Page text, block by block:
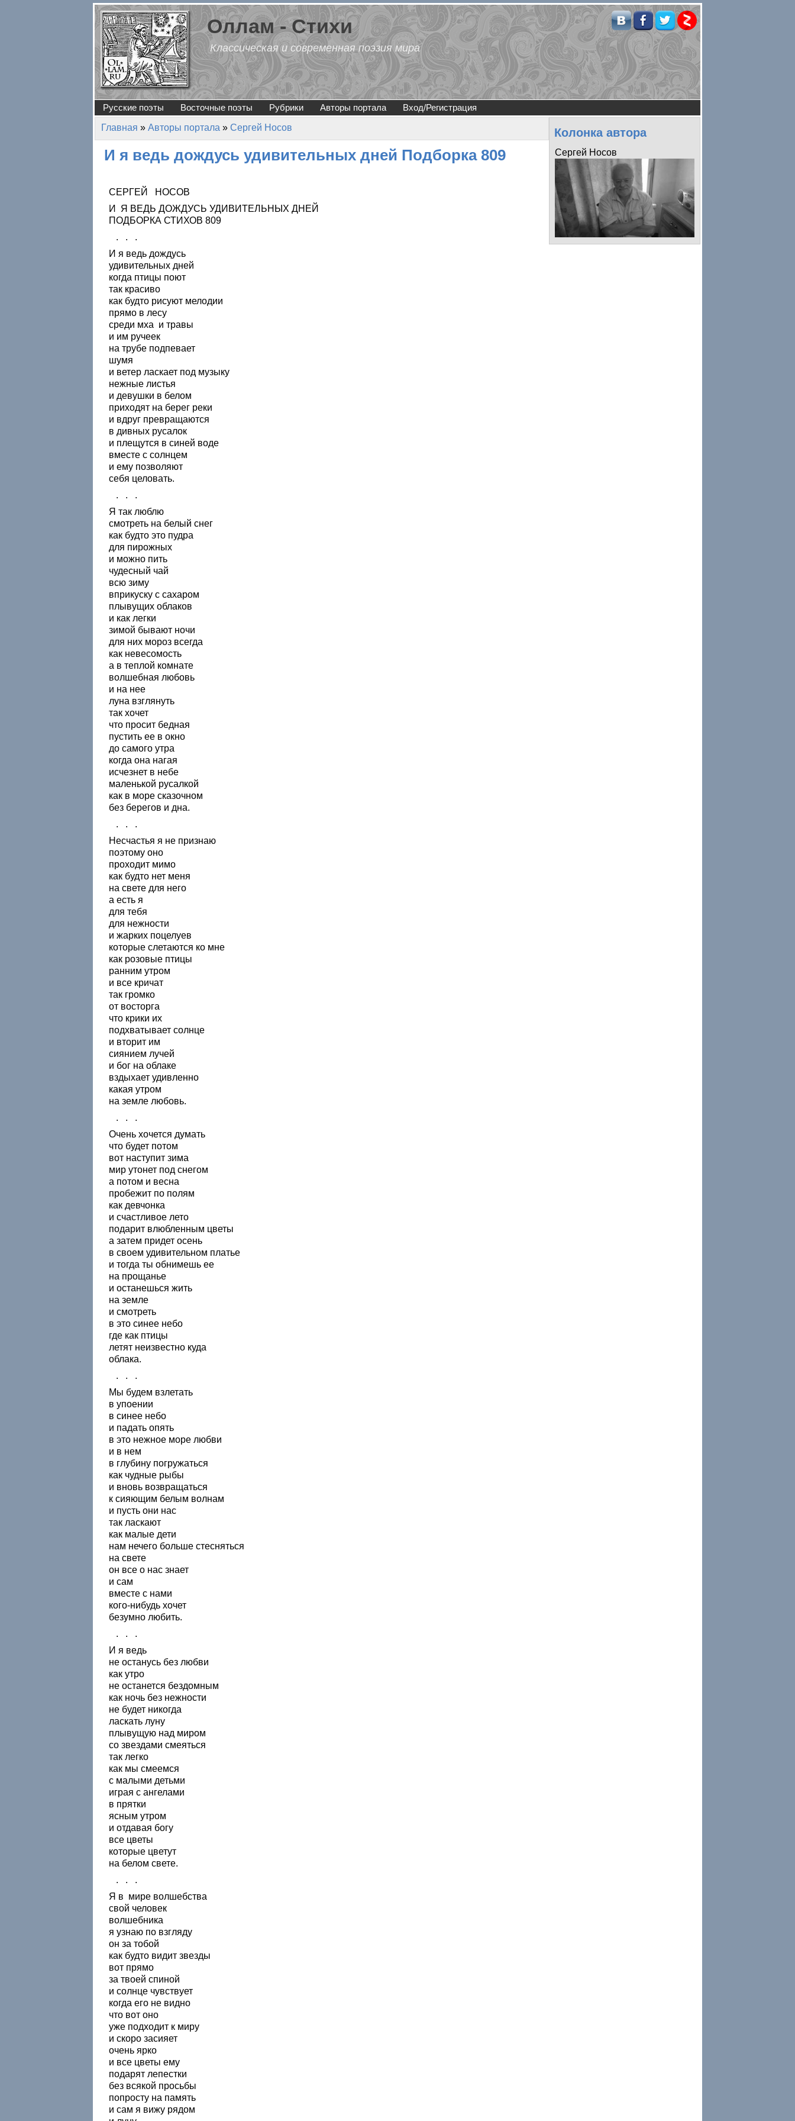
Перейти к основному содержанию
Оллам - Стихи
Классическая и современная поэзия мира
Русские поэты Восточные поэты Рубрики Авторы портала Вход/Регистрация
Вы здесь
Главная » Авторы портала » Сергей Носов
И я ведь дождусь удивительных дней Подборка 809
СЕРГЕЙ НОСОВ
И Я ВЕДЬ ДОЖДУСЬ УДИВИТЕЛЬНЫХ ДНЕЙ
ПОДБОРКА СТИХОВ 809
. . .
И я ведь дождусь
удивительных дней
когда птицы поют
так красиво
как будто рисуют мелодии
прямо в лесу
среди мха и травы
и им ручеек
на трубе подпевает
шумя
и ветер ласкает под музыку
нежные листья
и девушки в белом
приходят на берег реки
и вдруг превращаются
в дивных русалок
и плещутся в синей воде
вместе с солнцем
и ему позволяют
себя целовать.
. . .
Я так люблю
смотреть на белый снег
как будто это пудра
для пирожных
и можно пить
чудесный чай
всю зиму
вприкуску с сахаром
плывущих облаков
и как легки
зимой бывают ночи
для них мороз всегда
как невесомость
а в теплой комнате
волшебная любовь
и на нее
луна взглянуть
так хочет
что просит бедная
пустить ее в окно
до самого утра
когда она нагая
исчезнет в небе
маленькой русалкой
как в море сказочном
без берегов и дна.
. . .
Несчастья я не признаю
поэтому оно
проходит мимо
как будто нет меня
на свете для него
а есть я
для тебя
для нежности
и жарких поцелуев
которые слетаются ко мне
как розовые птицы
ранним утром
и все кричат
так громко
от восторга
что крики их
подхватывает солнце
и вторит им
сиянием лучей
и бог на облаке
вздыхает удивленно
какая утром
на земле любовь.
. . .
Очень хочется думать
что будет потом
вот наступит зима
мир утонет под снегом
а потом и весна
пробежит по полям
как девчонка
и счастливое лето
подарит влюбленным цветы
а затем придет осень
в своем удивительном платье
и тогда ты обнимешь ее
на прощанье
и останешься жить
на земле
и смотреть
в это синее небо
где как птицы
летят неизвестно куда
облака.
. . .
Мы будем взлетать
в упоении
в синее небо
и падать опять
в это нежное море любви
и в нем
в глубину погружаться
как чудные рыбы
и вновь возвращаться
к сияющим белым волнам
и пусть они нас
так ласкают
как малые дети
нам нечего больше стесняться
на свете
он все о нас знает
и сам
вместе с нами
кого-нибудь хочет
безумно любить.
. . .
И я ведь
не останусь без любви
как утро
не останется бездомным
как ночь без нежности
не будет никогда
ласкать луну
плывущую над миром
со звездами смеяться
так легко
как мы смеемся
с малыми детьми
играя с ангелами
в прятки
ясным утром
и отдавая богу
все цветы
которые цветут
на белом свете.
. . .
Я в мире волшебства
свой человек
волшебника
я узнаю по взгляду
он за тобой
как будто видит звезды
вот прямо
за твоей спиной
и солнце чувствует
когда его не видно
что вот оно
уже подходит к миру
и скоро засияет
очень ярко
и все цветы ему
подарят лепестки
без всякой просьбы
попросту на память
и сам я вижу рядом
Колонка автора
Сергей Носов